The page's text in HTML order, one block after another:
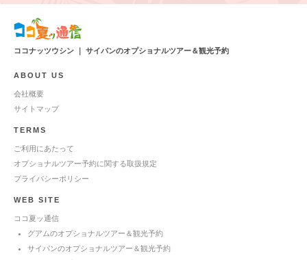
ココナッツウシン ｜ サイパンのオプショナルツアー＆観光予約
ABOUT US
会社概要
サイトマップ
TERMS
ご利用にあたって
オプショナルツアー予約に関する取扱規定
プライバシーポリシー
WEB SITE
ココ夏ッ通信
グアムのオプショナルツアー＆観光予約
サイパンのオプショナルツアー＆観光予約